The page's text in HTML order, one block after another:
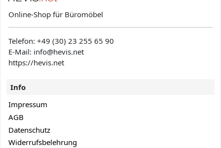
Online-Shop für Büromöbel
Telefon:+49 (30) 23 255 65 90
E-Mail: info@hevis.net
https://hevis.net
Info
Impressum
AGB
Datenschutz
Widerrufsbelehrung